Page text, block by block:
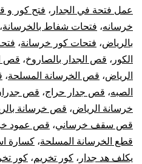
عمل فتحة في الجدار ، فتح كور و
خرسانه، فتحات شفاط بالخرسانة،
بالرياض، فتحات كور خرسانة،
الكور ، قص الجدار بالصاروخ، قص
الرياض، قص الخرسانة المسلحة،
الصبه، قص جدار حراج، قص
خرسانة الرياض، قص خرسانة
قص سقف خرساني، قص عمود
قطع الخرسانة المسلحة، كسارة
يكلف هد جدار ، كور تخريم، كور